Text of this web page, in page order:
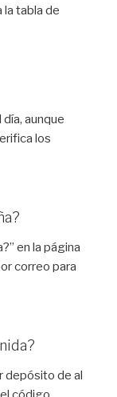
tabla de
aunque
los
en la página
correo para
depósito de al